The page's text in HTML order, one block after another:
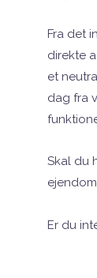
Fra det
direkte
et
dag fra
Skal du
Er du